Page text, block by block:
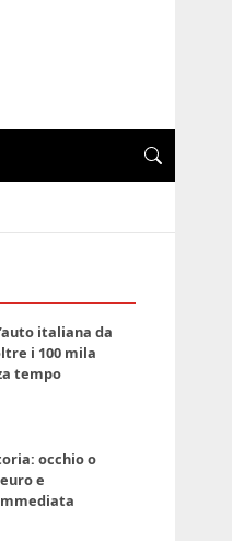
italiana da
i 100 mila
tempo
occhio o
e